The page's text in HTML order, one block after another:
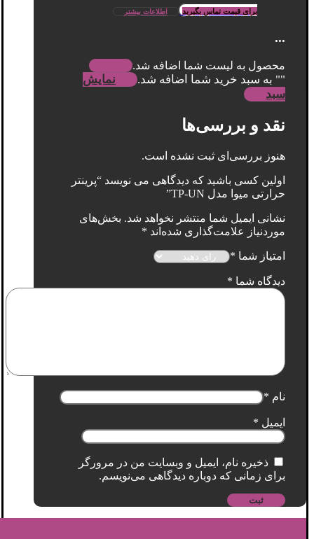
برای قیمت تماس بگیرید اطلاعات بیشتر
...
محصول به لیست شما اضافه شد.
"" به سبد خرید شما اضافه شد.
نمایش
سبد
نقد و بررسی‌ها
هنوز بررسی‌ای ثبت نشده است.
اولین کسی باشید که دیدگاهی می نویسد “پرینتر
حرارتی میوا مدل TP-UN”
نشانی ایمیل شما منتشر نخواهد شد. بخش‌های
موردنیاز علامت‌گذاری شده‌اند *
امتیاز شما *
دیدگاه شما *
نام *
ایمیل *
ذخیره نام، ایمیل و وبسایت من در مرورگر
برای زمانی که دوباره دیدگاهی می‌نویسم.